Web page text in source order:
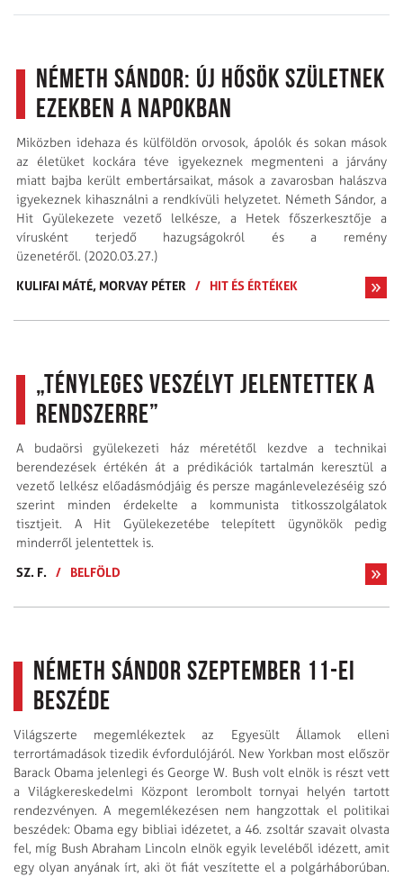
Németh Sándor: Új hősök születnek
ezekben a napokban
Miközben idehaza és külföldön orvosok, ápolók és sokan mások
az életüket kockára téve igyekeznek megmenteni a járvány
miatt bajba került embertársaikat, mások a zavarosban halászva
igyekeznek kihasználni a rendkívüli helyzetet. Németh Sándor, a
Hit Gyülekezete vezető lelkésze, a Hetek főszerkesztője a
vírusként terjedő hazugságokról és a remény
üzenetéről. (2020.03.27.)
KULIFAI MÁTÉ, MORVAY PÉTER / HIT ÉS ÉRTÉKEK
„Tényleges veszélyt jelentettek a
rendszerre”
A budaörsi gyülekezeti ház méretétől kezdve a technikai
berendezések értékén át a prédikációk tartalmán keresztül a
vezető lelkész előadásmódjáig és persze magánlevelezéséig szó
szerint minden érdekelte a kommunista titko­s­szolgálatok
tisztjeit. A Hit Gyülekezetébe telepített ügynökök pedig
minderről jelentettek is.
SZ. F.
/ BELFÖLD
Németh Sándor szeptember 11-ei
beszéde
Világszerte megemlékeztek az Egyesült Államok elleni
terrortámadások tizedik évfordulójáról. New Yorkban most először
Barack Obama jelenlegi és George W. Bush volt elnök is részt vett
a Világkereskedelmi Központ lerombolt tornyai helyén tartott
rendezvényen. A megemlékezésen nem hangzottak el politikai
beszédek: Obama egy bibliai idézetet, a 46. zsoltár szavait olvasta
fel, míg Bush Abraham Lincoln elnök egyik leveléből idézett, amit
egy olyan anyának írt, aki öt fiát veszítette el a polgárháborúban.